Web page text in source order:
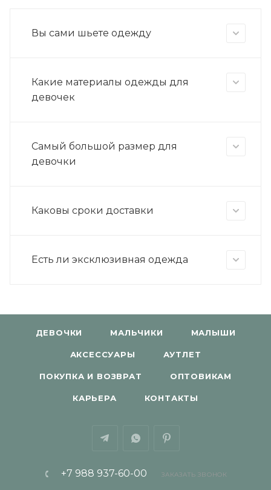
Вы сами шьете одежду
Какие материалы одежды для
девочек
Самый большой размер для
девочки
Каковы сроки доставки
Есть ли эксклюзивная одежда
ДЕВОЧКИ МАЛЬЧИКИ МАЛЫШИ
АКСЕССУАРЫ АУТЛЕТ
ПОКУПКА И ВОЗВРАТ ОПТОВИКАМ
КАРЬЕРА КОНТАКТЫ
+7 988 937-60-00 ЗАКАЗАТЬ ЗВОНОК